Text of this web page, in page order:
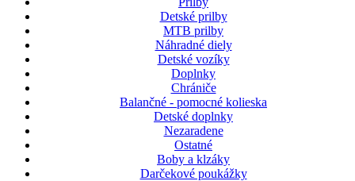
Detské prilby
MTB prilby
Náhradné diely
Detské vozíky
Doplnky
Chrániče
Balančné - pomocné kolieska
Detské doplnky
Nezaradene
Ostatné
Boby a klzáky
Darčekové poukážky